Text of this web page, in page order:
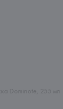
Dominote, 255 мл